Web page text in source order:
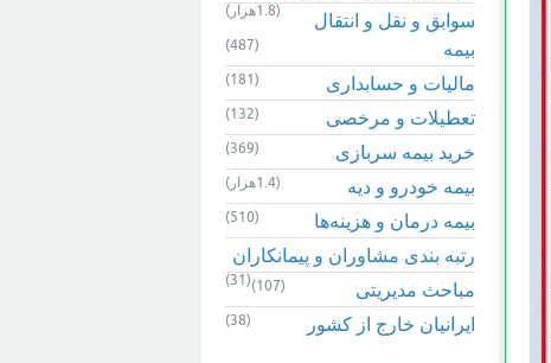
(1.8هزار)
سوابق و نقل و انتقال
بیمه‌
(487)
مالیات و حسابداری (181)
تعطیلات و مرخصی (132)
خرید بیمه سربازی (369)
بیمه خودرو و دیه (1.4هزار)
بیمه درمان و هزینه‌ها (510)
رتبه بندی مشاوران و پیمانکاران
(31) مباحث مدیریتی (107)
ایرانیان خارج از کشور (38)